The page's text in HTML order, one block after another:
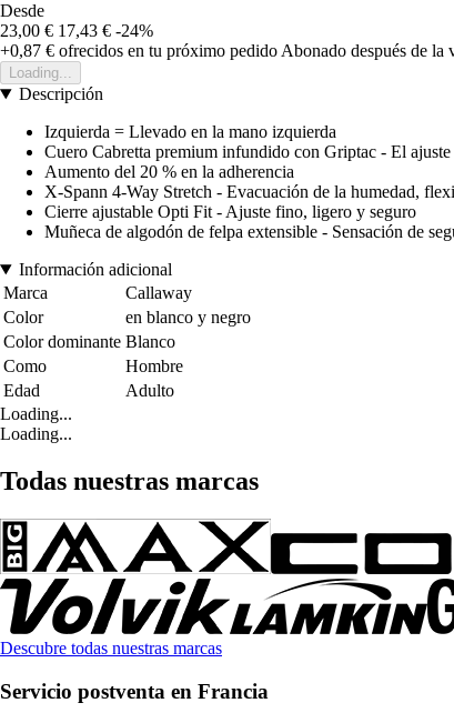
Desde
23,00 € 17,43 € -24%
+0,87 € ofrecidos en tu próximo pedido Abonado después de la
Loading...
Descripción
Izquierda = Llevado en la mano izquierda
Cuero Cabretta premium infundido con Griptac - El
Aumento del 20 % en la adherencia
X-Spann 4-Way Stretch - Evacuación de la humedad,
Cierre ajustable Opti Fit - Ajuste fino, ligero y seguro
Muñeca de algodón de felpa extensible - Sensación de
Información adicional
Marca
Callaway
Color
en blanco y negro
Color dominante Blanco
Como
Hombre
Edad
Adulto
Loading...
Loading...
Todas nuestras marcas
Descubre todas nuestras marcas
Servicio postventa en Francia